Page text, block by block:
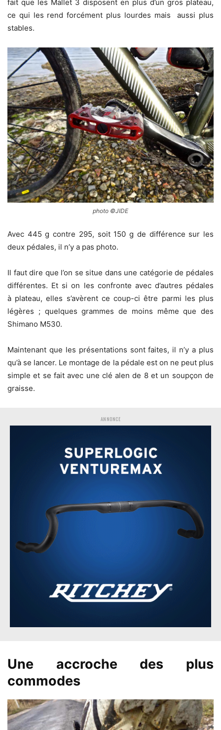
fait que les Mallet 3 disposent en plus d’un gros plateau,
ce qui les rend forcément plus lourdes mais aussi plus
stables.
photo ©JIDE
Avec 445 g contre 295, soit 150 g de différence sur les
deux pédales, il n’y a pas photo.
Il faut dire que l’on se situe dans une catégorie de pédales
différentes. Et si on les confronte avec d’autres pédales
à plateau, elles s’avèrent ce coup-ci être parmi les plus
légères ; quelques grammes de moins même que des
Shimano M530.
Maintenant que les présentations sont faites, il n’y a plus
qu’à se lancer. Le montage de la pédale est on ne peut plus
simple et se fait avec une clé alen de 8 et un soupçon de
graisse.
ANNONCE
Une accroche des plus
commodes